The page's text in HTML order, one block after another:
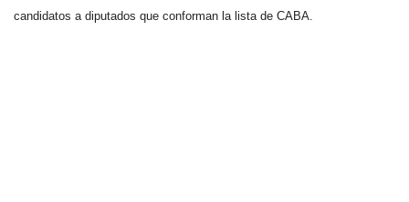
candidatos a diputados que conforman la lista de CABA.